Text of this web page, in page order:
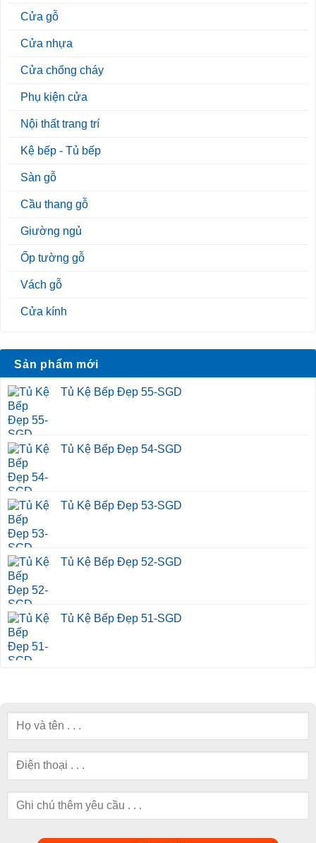
Cửa gỗ
Cửa nhựa
Cửa chống cháy
Phụ kiện cửa
Nội thất trang trí
Kệ bếp - Tủ bếp
Sàn gỗ
Cầu thang gỗ
Giường ngủ
Ốp tường gỗ
Vách gỗ
Cửa kính
Sản phẩm mới
Tủ Kệ Bếp Đẹp 55-SGD
Tủ Kệ Bếp Đẹp 54-SGD
Tủ Kệ Bếp Đẹp 53-SGD
Tủ Kệ Bếp Đẹp 52-SGD
Tủ Kệ Bếp Đẹp 51-SGD